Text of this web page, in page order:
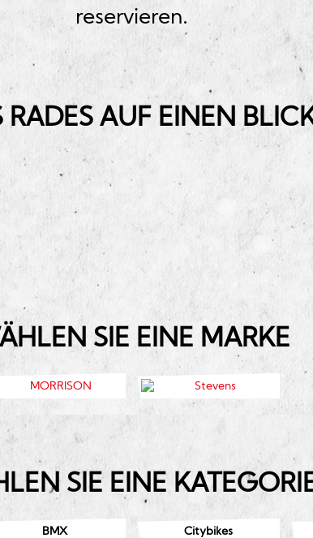
reservieren.
AUF EINEN
SIE EINE MARKE
SIE EINE
BMX Citybikes